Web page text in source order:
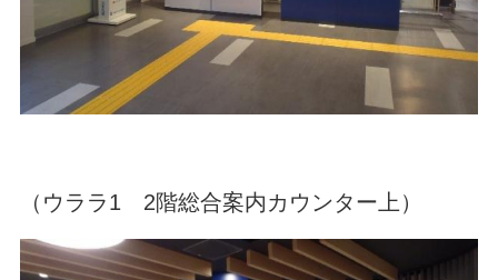
（ウララ1 2階総合案内カウンター上）